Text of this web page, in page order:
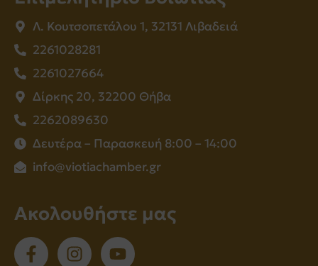
Λ. Κουτσοπετάλου 1, 32131 Λιβαδειά
2261028281
2261027664
Δίρκης 20, 32200 Θήβα
2262089630
Δευτέρα – Παρασκευή 8:00 – 14:00
info@viotiachamber.gr
Ακολουθήστε μας